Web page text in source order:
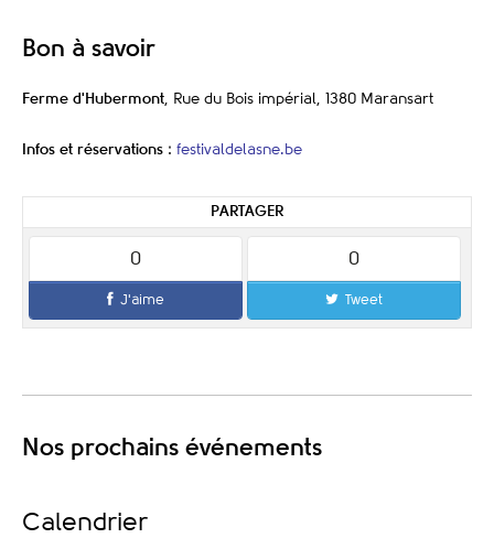
Bon à savoir
Ferme d'Hubermont, Rue du Bois impérial, 1380 Maransart
Infos et réservations : festivaldelasne.be
PARTAGER
0
J'aime
0
Tweet
Nos prochains événements
Calendrier